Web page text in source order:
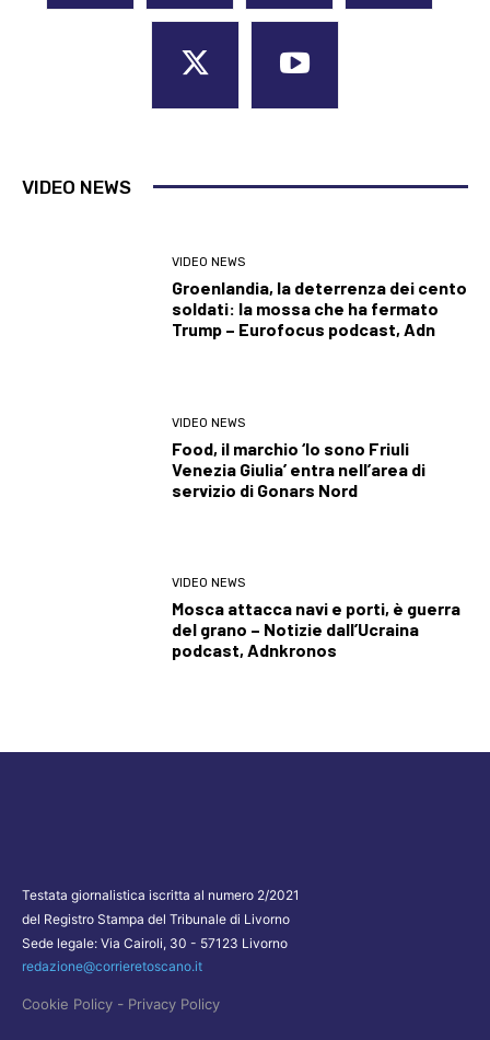
VIDEO NEWS
VIDEO NEWS
Groenlandia, la deterrenza dei cento
soldati: la mossa che ha fermato
Trump – Eurofocus podcast, Adn
VIDEO NEWS
Food, il marchio ‘Io sono Friuli
Venezia Giulia’ entra nell’area di
servizio di Gonars Nord
VIDEO NEWS
Mosca attacca navi e porti, è guerra
del grano – Notizie dall’Ucraina
podcast, Adnkronos
Testata giornalistica iscritta al numero 2/2021
del Registro Stampa del Tribunale di Livorno
Sede legale: Via Cairoli, 30 - 57123 Livorno
redazione@corrieretoscano.it
Cookie Policy - Privacy Policy